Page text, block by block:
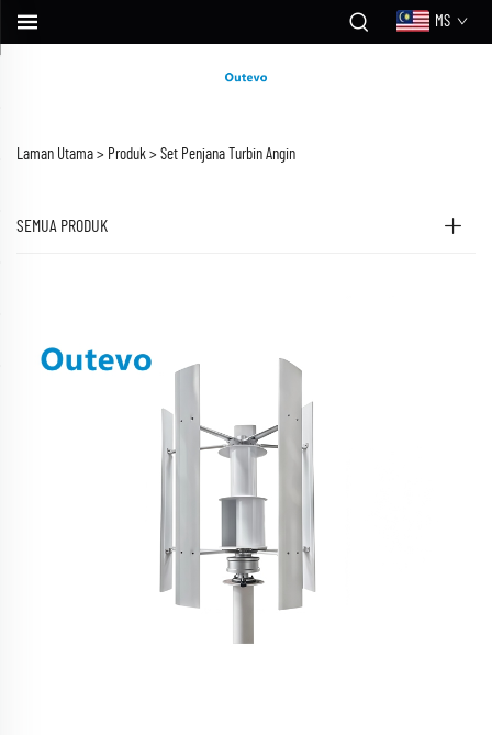
MS
Laman Utama > Produk > Set Penjana Turbin Angin
SEMUA PRODUK